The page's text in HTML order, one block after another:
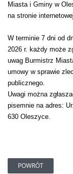
Miasta i Gminy w
na stronie
W terminie 7 dni od
2026 r. każdy może
uwag Burmistrz
umowy w sprawie
publicznego.
Uwagi można
pisemnie na adres:
630 Oleszyce.
POWRÓT